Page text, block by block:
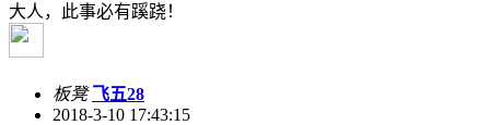
大人，此事必有蹊跷！
板凳 飞五28
2018-3-10 17:43:15